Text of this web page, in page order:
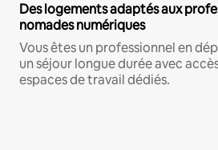
Des logements adaptés aux
nomades numériques
Vous êtes un professionnel en
un séjour longue durée avec
espaces de travail dédiés.